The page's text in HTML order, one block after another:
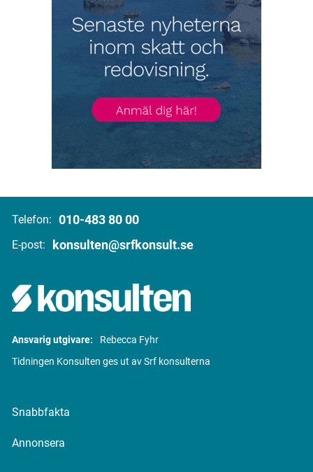
Telefon: 010-483 80 00
E-post: konsulten@srfkonsult.se
Ansvarig utgivare:
Rebecca Fyhr
Tidningen Konsulten ges ut av Srf konsulterna
Snabbfakta
Annonsera